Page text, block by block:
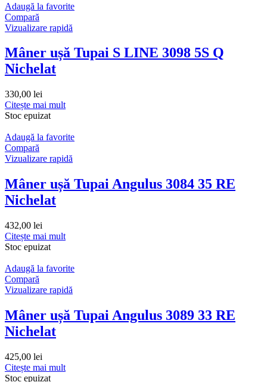
Adaugă la favorite
Compară
Vizualizare rapidă
Mâner ușă Tupai S LINE 3098 5S Q
Nichelat
330,00 lei
Citește mai mult
Stoc epuizat
Adaugă la favorite
Compară
Vizualizare rapidă
Mâner ușă Tupai Angulus 3084 35 RE
Nichelat
432,00 lei
Citește mai mult
Stoc epuizat
Adaugă la favorite
Compară
Vizualizare rapidă
Mâner ușă Tupai Angulus 3089 33 RE
Nichelat
425,00 lei
Citește mai mult
Stoc epuizat